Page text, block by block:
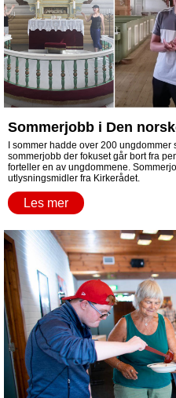
Sommerjobb i Den
I sommer hadde over 200
sommerjobb der fokuset går bort fra
forteller en av ungdommene.
utlysningsmidler fra Kirkerådet.
Les mer